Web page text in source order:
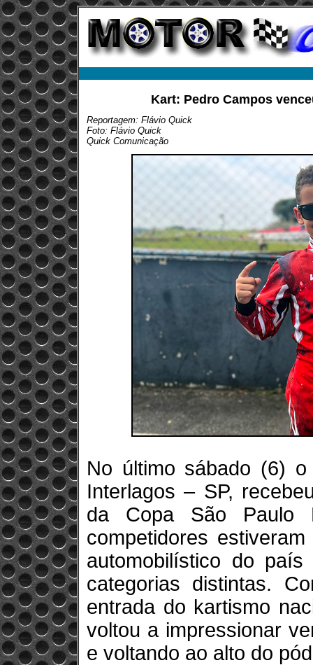
Kart: Pedro Campos
Reportagem: Flávio Quick
Foto: Flávio Quick
Quick Comunicação
No último sábado (6)
Interlagos – SP,
da Copa São Paulo
competidores
automobilístico do
categorias distintas.
entrada do kartismo
voltou a impressionar
e voltando ao alto do